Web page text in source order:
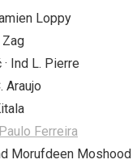
Loppy
Zag
Ind L. Pierre
Araujo
Paulo Ferreira
Morufdeen Moshood